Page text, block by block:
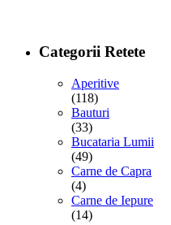
Categorii Retete
Aperitive
(118)
Bauturi
(33)
Bucataria Lumii
(49)
Carne de Capra
(4)
Carne de Iepure
(14)